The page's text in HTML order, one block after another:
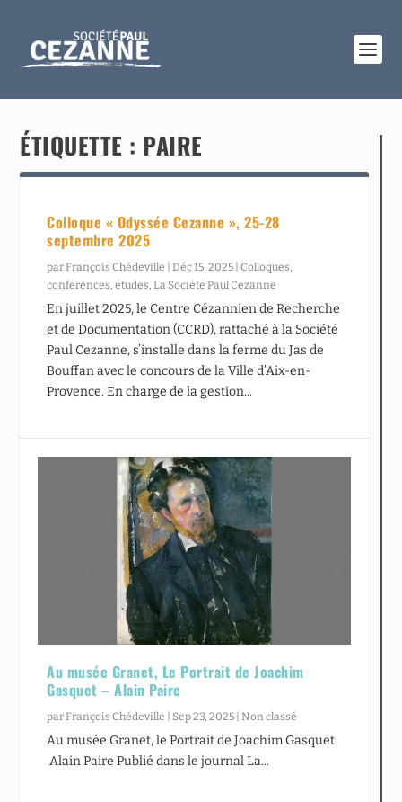
ÉTIQUETTE : PAIRE
Colloque « Odyssée Cezanne », 25-28
septembre 2025
parFrançois Chédeville |Déc 15, 2025 |Colloques,
conférences, études,La Société Paul Cezanne
En juillet 2025, le Centre Cézannien de Recherche
et de Documentation (CCRD), rattaché à la Société
Paul Cezanne, s’installe dans la ferme du Jas de
Bouffan avec le concours de la Ville d’Aix-en-
Provence. En charge de la gestion...
Au musée Granet, Le Portrait de Joachim
Gasquet – Alain Paire
par François Chédeville Sep 23, 2025 Non classé
Au musée Granet, le Portrait de Joachim Gasquet
Alain Paire Publié dans le journal La...